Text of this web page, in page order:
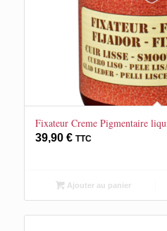
Fixateur Creme Pigmentaire
39,90 € TTC
Ajouter au panier